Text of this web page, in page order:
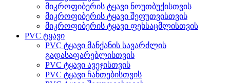
მიკროფიბერის ტყავი ნოუთბუქისთვის
მიკროფიბერის ტყავი შეფუთვისთვის
მიკროფიბერის ტყავი ფეხსაცმლისთვის
PVC ტყავი
PVC ტყავი მანქანის სავარძლის
გადასაფარებლისთვის
PVC ტყავი ავეჯისთვის
PVC ტყავი ჩანთებისთვის